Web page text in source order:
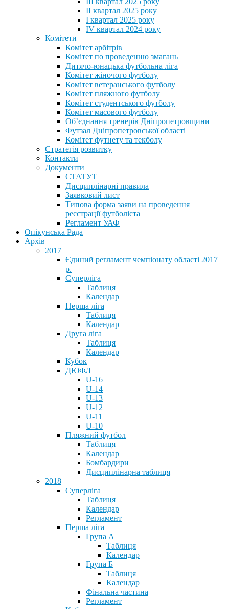
II квартал 2025 року
I квартал 2025 року
IV квартал 2024 року
Комітети
Комітет арбітрів
Комітет по проведенню змагань
Дитячо-юнацька футбольна ліга
Комітет жіночого футболу
Комітет ветеранського футболу
Комітет пляжного футболу
Комітет студентського футболу
Комітет масового футболу
Обʼєднання тренерів Дніпропетровщини
Футзал Дніпропетровської області
Комітет футнету та текболу
Стратегія розвитку
Контакти
Документи
СТАТУТ
Дисциплінарні правила
Заявковий лист
Типова форма заяви на проведення
реєстрації футболіста
Регламент УАФ
Опікунська Рада
Архів
2017
Єдиний регламент чемпіонату області 2017
р.
Суперліга
Таблиця
Календар
Перша ліга
Таблиця
Календар
Друга ліга
Таблиця
Календар
Кубок
ДЮФЛ
U-16
U-14
U-13
U-12
U-11
U-10
Пляжний футбол
Таблиця
Календар
Бомбардири
Дисциплінарна таблиця
2018
Суперліга
Таблиця
Календар
Регламент
Перша ліга
Група А
Таблиця
Календар
Група Б
Таблиця
Календар
Фінальна частина
Регламент